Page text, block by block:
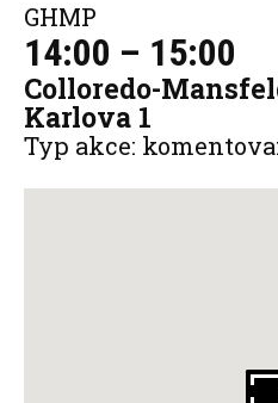
GHMP
14:00 – 15:00
Colloredo-
Karlova 1
Typ akce: